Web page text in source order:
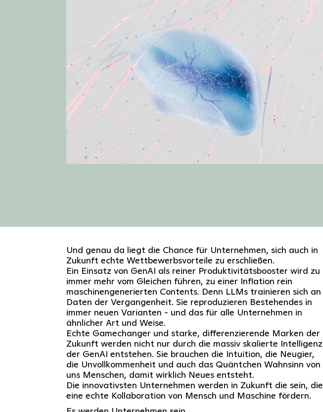
Und genau da liegt die Chance für Unternehmen, sich auch in
Zukunft echte Wettbewerbsvorteile zu erschließen.
Ein Einsatz von GenAI als reiner Produktivitätsbooster wird zu
immer mehr vom Gleichen führen, zu einer Inflation rein
maschinengenerierten Contents. Denn LLMs trainieren sich an
Daten der Vergangenheit. Sie reproduzieren Bestehendes in
immer neuen Varianten - und das für alle Unternehmen in
ähnlicher Art und Weise.
Echte Gamechanger und starke, differenzierende Marken der
Zukunft werden nicht nur durch die massiv skalierte Intelligenz
der GenAI entstehen. Sie brauchen die Intuition, die Neugier,
die Unvollkommenheit und auch das Quäntchen Wahnsinn von
uns Menschen, damit wirklich Neues entsteht.
Die innovativsten Unternehmen werden in Zukunft die sein, die
eine echte Kollaboration von Mensch und Maschine fördern.